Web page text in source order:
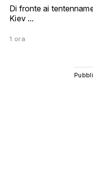
Di fronte ai
Kiev ...
1 ora